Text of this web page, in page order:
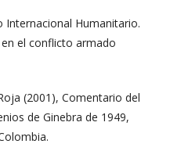
Internacional Humanitario.
el conflicto armado
(2001), Comentario del
de Ginebra de 1949,